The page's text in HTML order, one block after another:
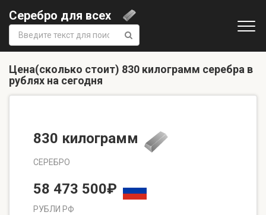
Серебро для всех
Поиск:
Цена(сколько стоит) 830 килограмм серебра в
рублях на сегодня
830 килограмм
СЕРЕБРО
58 473 500₽
РУБЛИ РФ